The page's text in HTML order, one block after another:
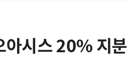
시스 20% 지